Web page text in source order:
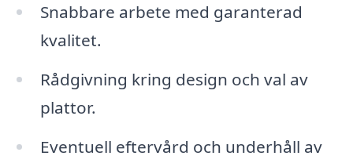
Snabbare arbete med garanterad
kvalitet.
Rådgivning kring design och val av
plattor.
Eventuell eftervård och underhåll av